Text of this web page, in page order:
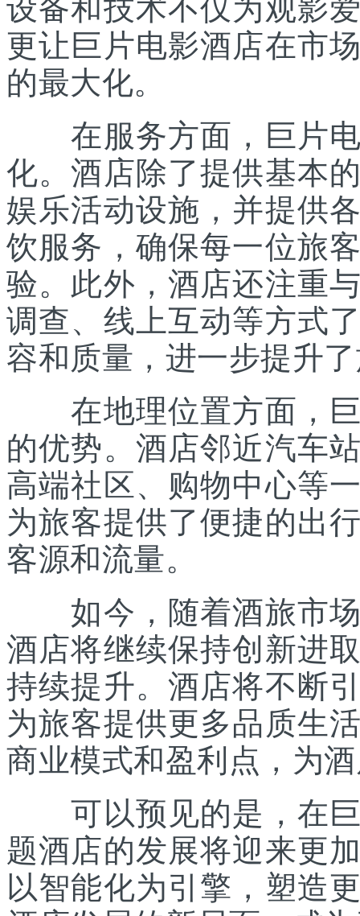
设备和技术不仅为观影
更让巨片电影酒店在市
的最大化。
在服务方面，巨片电
化。酒店除了提供基本
娱乐活动设施，并提供
饮服务，确保每一位旅
验。此外，酒店还注重
调查、线上互动等方式
容和质量，进一步提升
在地理位置方面，巨
的优势。酒店邻近汽车
高端社区、购物中心等
为旅客提供了便捷的出
客源和流量。
如今，随着酒旅市场
酒店将继续保持创新进
持续提升。酒店将不断
为旅客提供更多品质生
商业模式和盈利点，为
可以预见的是，在巨
题酒店的发展将迎来更
以智能化为引擎，塑造